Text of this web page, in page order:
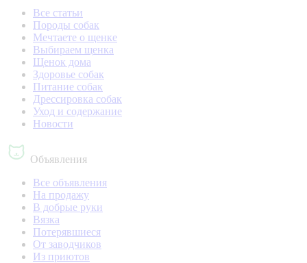
Все статьи
Породы собак
Мечтаете о щенке
Выбираем щенка
Щенок дома
Здоровье собак
Питание собак
Дрессировка собак
Уход и содержание
Новости
Объявления
Все объявления
На продажу
В добрые руки
Вязка
Потерявшиеся
От заводчиков
Из приютов